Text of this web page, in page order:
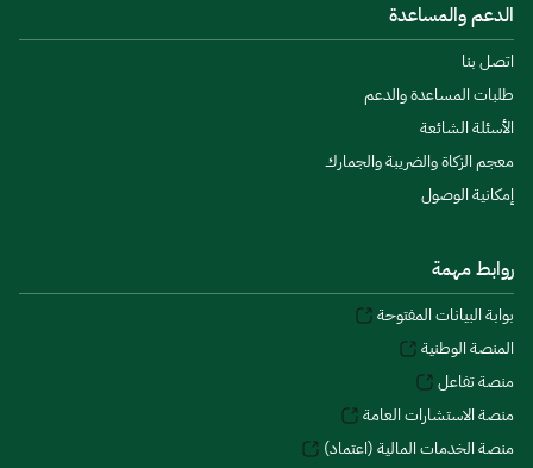
الدعم والمساعدة
اتصل بنا
طلبات المساعدة والدعم
الأسئلة الشائعة
معجم الزكاة والضريبة والجمارك
إمكانية الوصول
روابط مهمة
بوابة البيانات المفتوحة
المنصة الوطنية
منصة تفاعل
منصة الاستشارات العامة
منصة الخدمات المالية (اعتماد)